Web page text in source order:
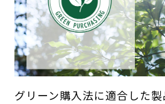
グリーン購入法に適合した製